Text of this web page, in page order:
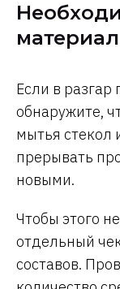
Если в разгар
обнаружите,
мытья стекол
прерывать
новыми.
Чтобы этого
отдельный
составов.